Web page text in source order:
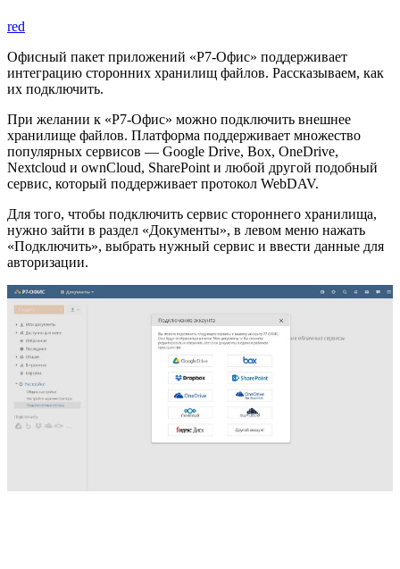
red
Офисный пакет приложений «Р7-Офис» поддерживает
интеграцию сторонних хранилищ файлов. Рассказываем, как
их подключить.
При желании к «Р7-Офис» можно подключить внешнее
хранилище файлов. Платформа поддерживает множество
популярных сервисов — Google Drive, Box, OneDrive,
Nextcloud и ownCloud, SharePoint и любой другой подобный
сервис, который поддерживает протокол WebDAV.
Для того, чтобы подключить сервис стороннего хранилища,
нужно зайти в раздел «Документы», в левом меню нажать
«Подключить», выбрать нужный сервис и ввести данные для
авторизации.